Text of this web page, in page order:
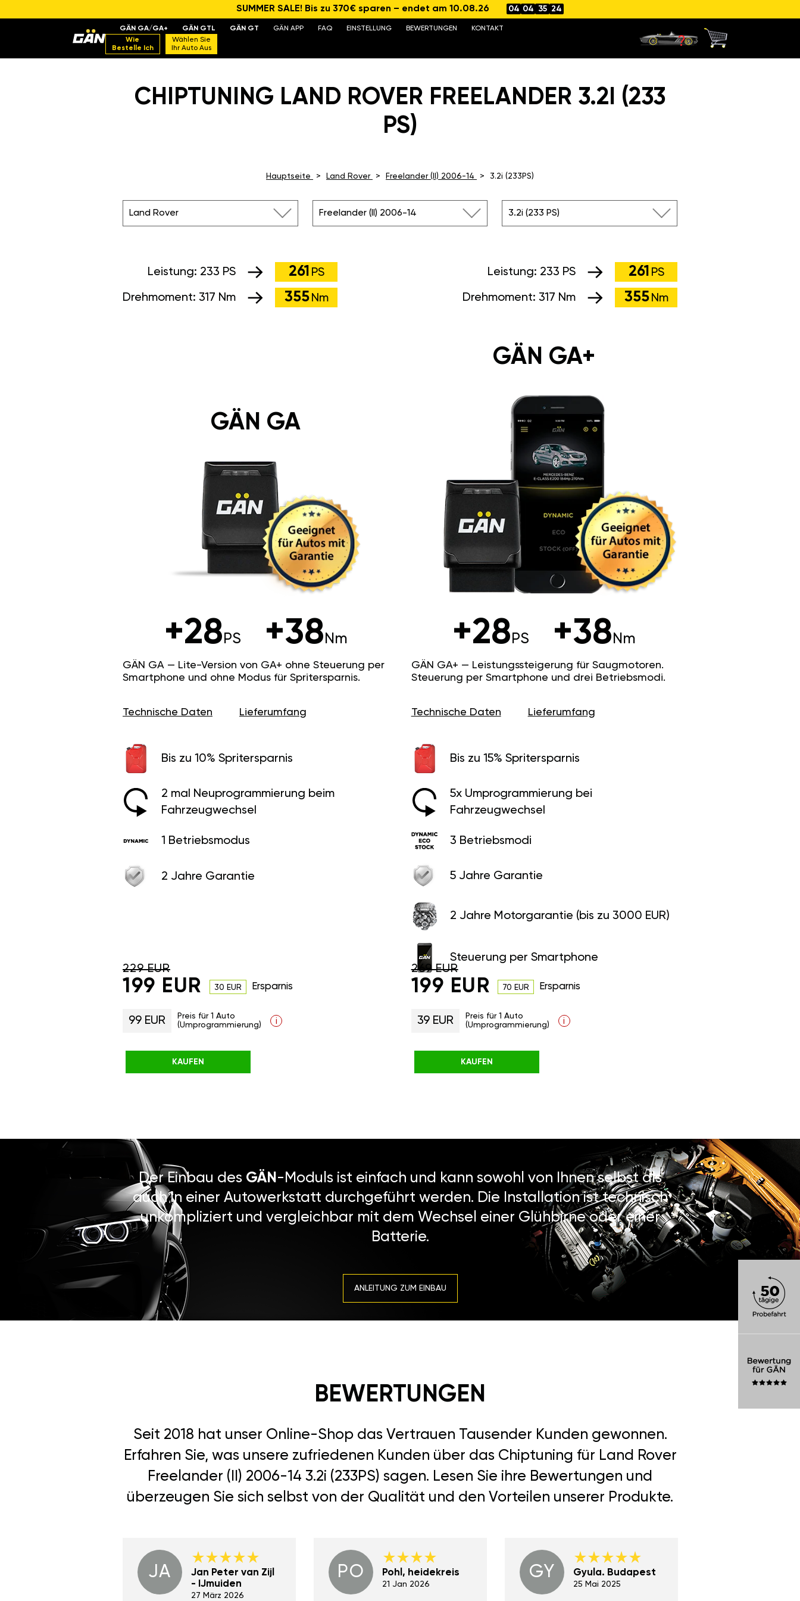
SUMMER SALE! Bis zu 370€ sparen – endet am 10.08.26 04 04 35 24
GÄN GA/GA+ GÄN GTL GÄN GT GÄN APP FAQ EINSTELLUNG BEWERTUNGEN
KONTAKT
Wie
Bestelle Ich
Wählen Sie
Ihr Auto Aus
CHIPTUNING LAND ROVER FREELANDER 3.2I (233
PS)
Hauptseite Land Rover Freelander (II) 2006-14 3.2i (233PS)
Land Rover Freelander (II) 2006-14 3.2i (233 PS)
Leistung: 233 PS 261 PS
Drehmoment: 317 Nm 355 Nm
Leistung: 233 PS 261 PS
Drehmoment: 317 Nm 355 Nm
GÄN GA+
+28PS +38Nm
GÄN GA+ — Leistungssteigerung für Saugmotoren.
Steuerung per Smartphone und drei Betriebsmodi.
Technische Daten Lieferumfang
Bis zu 15% Spritersparnis
5x Umprogrammierung bei
Fahrzeugwechsel
3 Betriebsmodi
5 Jahre Garantie
2 Jahre Motorgarantie (bis zu 3000 EUR)
Steuerung per Smartphone
269 EUR
199 EUR 70 EUR Ersparnis
39 EUR
Preis für 1 Auto
(Umprogrammierung)
i
KAUFEN
GÄN GA
+28PS +38Nm
GÄN GA — Lite-Version von GA+ ohne Steuerung per
Smartphone und ohne Modus für Spritersparnis.
Technische Daten Lieferumfang
Bis zu 10% Spritersparnis
2 mal Neuprogrammierung beim
Fahrzeugwechsel
1 Betriebsmodus
2 Jahre Garantie
229 EUR
199 EUR 30 EUR Ersparnis
99 EUR
Preis für 1 Auto
(Umprogrammierung)
i
KAUFEN
Der Einbau des GÄN-Moduls ist einfach und kann sowohl von Ihnen selbst als
auch in einer Autowerkstatt durchgeführt werden. Die Installation ist technisch
unkompliziert und vergleichbar mit dem Wechsel einer Glühbirne oder einer
Batterie.
ANLEITUNG ZUM EINBAU
BEWERTUNGEN
Seit 2018 hat unser Online-Shop das Vertrauen Tausender Kunden gewonnen.
Erfahren Sie, was unsere zufriedenen Kunden über das Chiptuning für Land Rover
Freelander (II) 2006-14 3.2i (233PS) sagen. Lesen Sie ihre Bewertungen und
überzeugen Sie sich selbst von der Qualität und den Vorteilen unserer Produkte.
JA
Jan Peter van Zijl
- IJmuiden
27 März 2026
PO Pohl, heidekreis
21 Jan 2026
GY Gyula. Budapest
25 Mai 2025